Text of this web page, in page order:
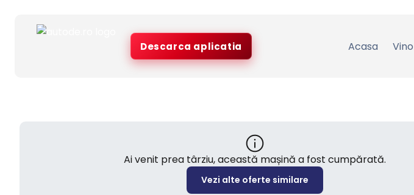
Descarca aplicatia Acasa
Ai venit prea târziu, această mașină a fost cumpărată.
Vezi alte oferte similare